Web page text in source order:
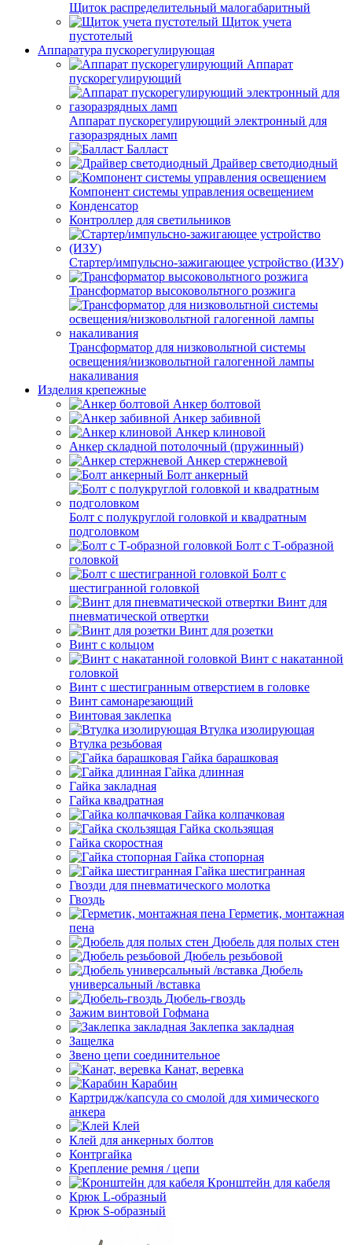
Щиток распределительный малогабаритный
Щиток учета
пустотелый
Аппаратура пускорегулирующая
Аппарат
пускорегулирующий
Аппарат пускорегулирующий электронный для
газоразрядных ламп
Балласт
Драйвер светодиодный
Компонент системы управления освещением
Конденсатор
Контроллер для светильников
Стартер/импульсно-зажигающее устройство (ИЗУ)
Трансформатор высоковольтного розжига
Трансформатор для низковольтной системы
освещения/низковольтной галогенной лампы
накаливания
Изделия крепежные
Анкер болтовой
Анкер забивной
Анкер клиновой
Анкер складной потолочный (пружинный)
Анкер стержневой
Болт анкерный
Болт с полукруглой головкой и квадратным
подголовком
Болт с Т-образной
головкой
Болт с
шестигранной головкой
Винт для
пневматической отвертки
Винт для розетки
Винт с кольцом
Винт с накатанной
головкой
Винт с шестигранным отверстием в головке
Винт самонарезающий
Винтовая заклепка
Втулка изолирующая
Втулка резьбовая
Гайка барашковая
Гайка длинная
Гайка закладная
Гайка квадратная
Гайка колпачковая
Гайка скользящая
Гайка скоростная
Гайка стопорная
Гайка шестигранная
Гвозди для пневматического молотка
Гвоздь
Герметик, монтажная
пена
Дюбель для полых стен
Дюбель резьбовой
Дюбель
универсальный /вставка
Дюбель-гвоздь
Зажим винтовой Гофмана
Заклепка закладная
Защелка
Звено цепи соединительное
Канат, веревка
Карабин
Картридж/капсула со смолой для химического
анкера
Клей
Клей для анкерных болтов
Контргайка
Крепление ремня / цепи
Кронштейн для кабеля
Крюк L-образный
Крюк S-образный